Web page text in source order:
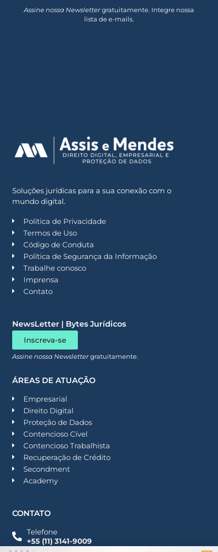
Assine nossa Newslettergratuitamente. Integre nossa
lista de e-mails.
Soluções jurídicas para a sua conexão com o
mundo digital.
Política de Privacidade
Termos de Uso
Código de Conduta
Política de Segurança da Informação
Trabalhe conosco
Imprensa
Contato
NewsLetter | Bytes Jurídicos
Inscreva-se
Assine nossa Newslettergratuitamente.
ÁREAS DE ATUAÇÃO
Empresarial
Direito Digital
Proteção de Dados
Contencioso Cível
Contencioso Trabalhista
Recuperação de Crédito
Secondment
Academy
CONTATO
Telefone
+55 (11) 3141-9009